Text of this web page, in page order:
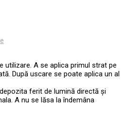
utilizare. A se aplica primul strat pe
După uscare se poate aplica un al
ferit de lumină directă și
A nu se lăsa la îndemâna